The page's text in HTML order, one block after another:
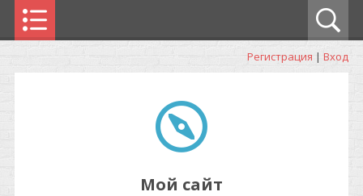
Регистрация | Вход
Мой сайт